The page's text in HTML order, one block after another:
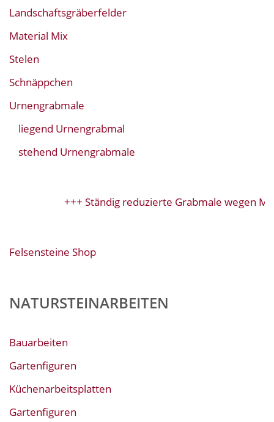
Landschaftsgräberfelder
Material Mix
Stelen
Schnäppchen
Urnengrabmale
liegend Urnengrabmal
stehend Urnengrabmale
+++ Ständig reduzierte Grabmale wegen
Felsensteine Shop
NATURSTEINARBEITEN
Bauarbeiten
Gartenfiguren
Küchenarbeitsplatten
Gartenfiguren